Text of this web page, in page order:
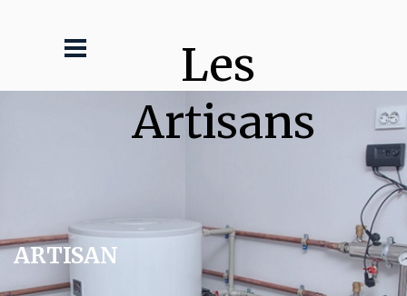
Les
Artisans
ARTISAN